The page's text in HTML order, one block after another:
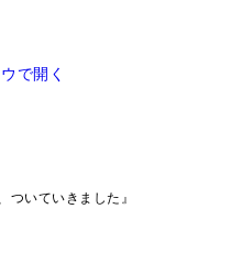
で開く
ついていきました』